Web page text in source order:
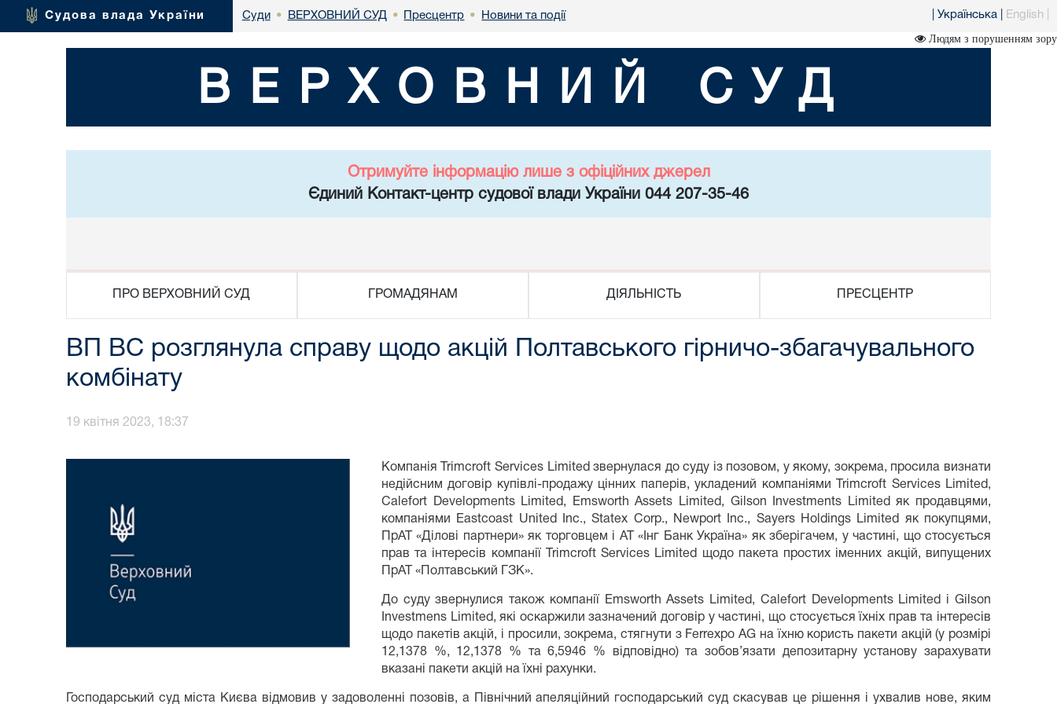
Судова влада України Суди • ВЕРХОВНИЙ СУД • Пресцентр • Новини та події Українська English
Людям з порушенням зору
ВЕРХОВНИЙ СУД
Отримуйте інформацію лише з офіційних джерел
Єдиний Контакт-центр судової влади України 044 207-35-46
ПРО ВЕРХОВНИЙ СУД ГРОМАДЯНАМ ДІЯЛЬНІСТЬ ПРЕСЦЕНТР
ВП ВС розглянула справу щодо акцій Полтавського гірничо-збагачувального
комбінату
19 квітня 2023, 18:37
Компанія Trimcroft Services Limited звернулася до суду із позовом, у якому, зокрема, просила визнати
недійсним договір купівлі-продажу цінних паперів, укладений компаніями Trimcroft Services Limited,
Calefort Developments Limited, Emsworth Assets Limited, Gilson Investments Limited як продавцями,
компаніями Eastcoast United Inc., Statex Corp., Newport Inc., Sayers Holdings Limited як покупцями,
ПрАТ «Ділові партнери» як торговцем і АТ «Інг Банк Україна» як зберігачем, у частині, що стосується
прав та інтересів компанії Trimcroft Services Limited щодо пакета простих іменних акцій, випущених
ПрАТ «Полтавський ГЗК».
До суду звернулися також компанії Emsworth Assets Limited, Calefort Developments Limited і Gilson
Investmens Limited, які оскаржили зазначений договір у частині, що стосується їхніх прав та інтересів
щодо пакетів акцій, і просили, зокрема, стягнути з Ferrexpo AG на їхню користь пакети акцій (у розмірі
12,1378 %, 12,1378 % та 6,5946 % відповідно) та зобов’язати депозитарну установу зарахувати
вказані пакети акцій на їхні рахунки.
Господарський суд міста Києва відмовив у задоволенні позовів, а Північний апеляційний господарський суд скасував це рішення і ухвалив нове, яким